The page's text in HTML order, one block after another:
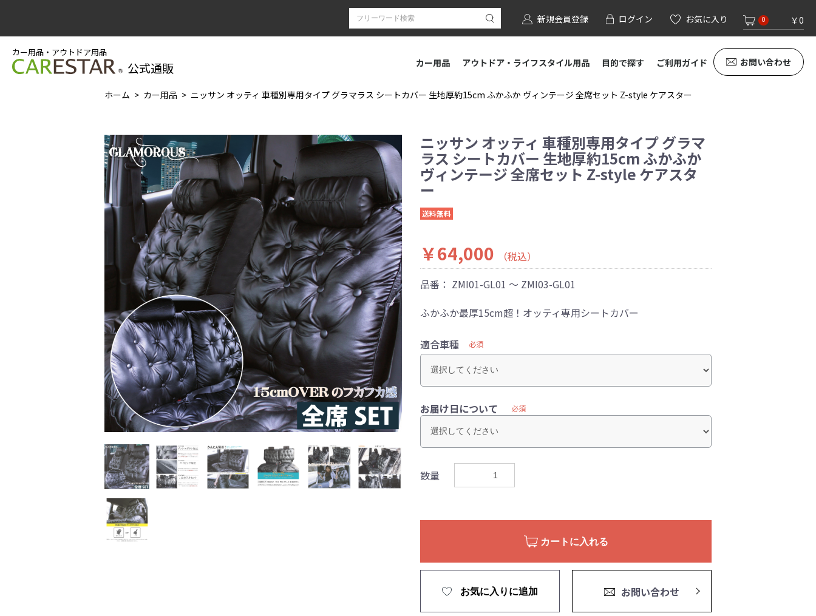
新規会員登録 ログイン お気に入り 0 ￥0
カー用品・アウトドア用品
公式通販 カー用品 アウトドア・ライフスタイル用品 目的で探す ご利用ガイド お問い合わせ
ホーム カー用品 ニッサン オッティ 車種別専用タイプ グラマラス シートカバー 生地厚約15cm ふかふか ヴィンテージ 全席セット Z-style ケアスター
ニッサン オッティ 車種別専用タイプ グラマ
ラス シートカバー 生地厚約15cm ふかふか
ヴィンテージ 全席セット Z-style ケアスタ
ー
送料無料
￥64,000
（税込）
品番： ZMI01-GL01 ～ ZMI03-GL01
ふかふか最厚15cm超！オッティ専用シートカバー
適合車種 必須
お届け日について 必須
数量
カートに入れる
お気に入りに追加 お問い合わせ